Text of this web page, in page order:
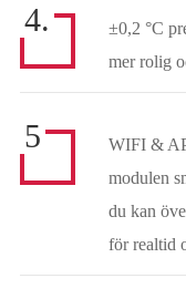
4.
±0,2 °C
mer rolig
5
WIFI &
modulen
du kan
för realtid